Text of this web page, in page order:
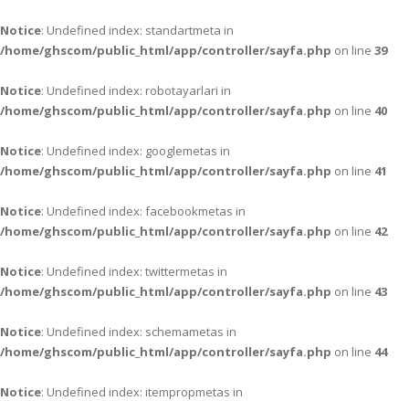
Notice: Undefined index: standartmeta in
/home/ghscom/public_html/app/controller/sayfa.php on line 39
Notice: Undefined index: robotayarlari in
/home/ghscom/public_html/app/controller/sayfa.php on line 40
Notice: Undefined index: googlemetas in
/home/ghscom/public_html/app/controller/sayfa.php on line 41
Notice: Undefined index: facebookmetas in
/home/ghscom/public_html/app/controller/sayfa.php on line 42
Notice: Undefined index: twittermetas in
/home/ghscom/public_html/app/controller/sayfa.php on line 43
Notice: Undefined index: schemametas in
/home/ghscom/public_html/app/controller/sayfa.php on line 44
Notice: Undefined index: itempropmetas in